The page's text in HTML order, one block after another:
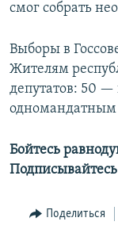
смог собрать
Выборы в
Жителям
депутатов: 50
одномандатным
Бойтесь
Поделиться